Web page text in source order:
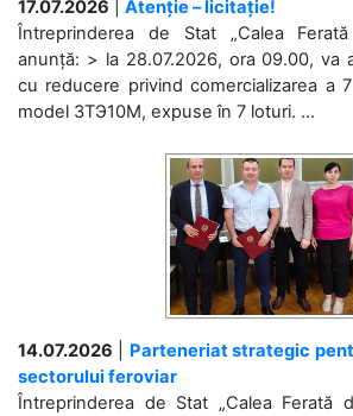
17.07.2026
Atenție – licitație!
Întreprinderea de Stat „Calea
anunță: > la 28.07.2026, ora 09.00, va
cu reducere privind comercializarea a
model 3ТЭ10М, expuse în 7 loturi. ...
14.07.2026
Parteneriat strategic
sectorului feroviar
Întreprinderea de Stat „Calea Ferată